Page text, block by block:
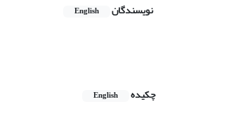
نویسندگان English
چکیده
English